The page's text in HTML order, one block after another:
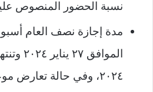
نسبة الحضور المنصوص
مدة إجازة نصف العام
٢٠٢٤، وفي حالة تعارض